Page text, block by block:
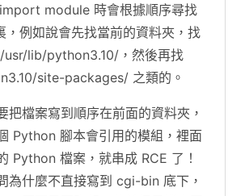
module 時會根據順序尋找
，例如說會先找當前的資料夾，找
usr/lib/python3.10/，然後再找
site-packages/ 之類的。
把檔案寫到順序在前面的資料夾，
Python 腳本會引用的模組，裡面
Python 檔案，就串成 RCE 了！
為什麼不直接寫到 cgi-bin 底下，